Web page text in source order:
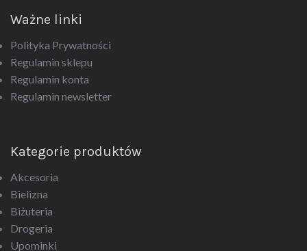
Ważne linki
Polityka Prywatności
Regulamin sklepu
Regulamin konta
Regulamin newsletter
Kategorie produktów
Akcesoria
Bielizna
Biżuteria
Drogeria
Upominki